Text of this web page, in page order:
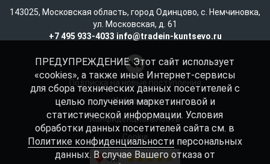
143025, Московская область, город Одинцово, с. Немчиновка,
ул. Московская, д. 61
+7 495 933-4033 info@tradein-kuntsevo.ru
Подписка на новые поступления
Избранное
Конфиденциальность
Cookie
ПРЕДУПРЕЖДЕНИЕ: Этот сайт использует
«cookies», а также иные Интернет-сервисы
для сбора технических данных посетителей с
целью получения маркетинговой и
статистической информации. Условия
обработки данных посетителей сайта см. в
Политике конфиденциальностиперсональных
данных. В случае Вашего отказа от